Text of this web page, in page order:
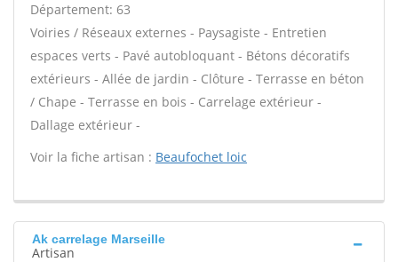
Département: 63
Voiries / Réseaux externes - Paysagiste - Entretien
espaces verts - Pavé autobloquant - Bétons décoratifs
extérieurs - Allée de jardin - Clôture - Terrasse en béton
/ Chape - Terrasse en bois - Carrelage extérieur -
Dallage extérieur -
Voir la fiche artisan : Beaufochet loic
Ak carrelage Marseille
Artisan